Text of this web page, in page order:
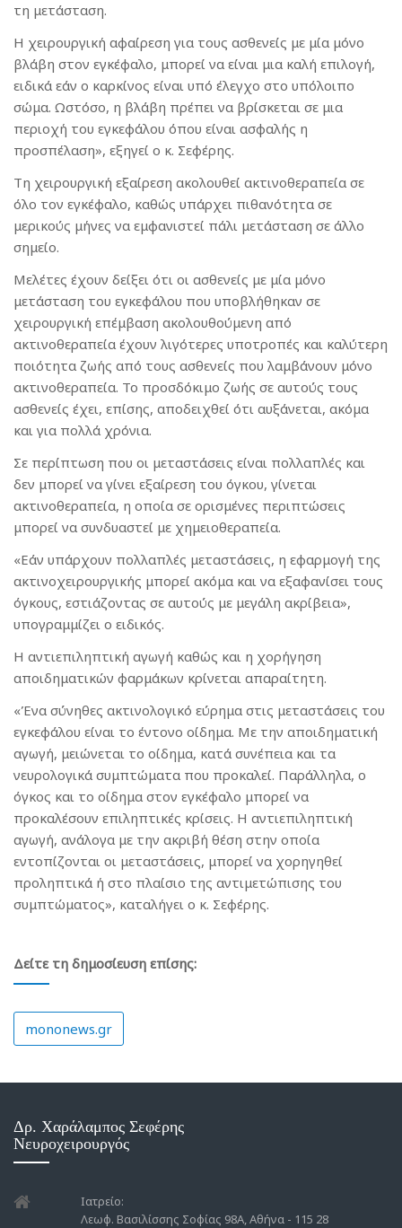
τη μετάσταση.
Η χειρουργική αφαίρεση για τους ασθενείς με μία μόνο
βλάβη στον εγκέφαλο, μπορεί να είναι μια καλή επιλογή,
ειδικά εάν ο καρκίνος είναι υπό έλεγχο στο υπόλοιπο
σώμα. Ωστόσο, η βλάβη πρέπει να βρίσκεται σε μια
περιοχή του εγκεφάλου όπου είναι ασφαλής η
προσπέλαση», εξηγεί ο κ. Σεφέρης.
Τη χειρουργική εξαίρεση ακολουθεί ακτινοθεραπεία σε
όλο τον εγκέφαλο, καθώς υπάρχει πιθανότητα σε
μερικούς μήνες να εμφανιστεί πάλι μετάσταση σε άλλο
σημείο.
Μελέτες έχουν δείξει ότι οι ασθενείς με μία μόνο
μετάσταση του εγκεφάλου που υποβλήθηκαν σε
χειρουργική επέμβαση ακολουθούμενη από
ακτινοθεραπεία έχουν λιγότερες υποτροπές και καλύτερη
ποιότητα ζωής από τους ασθενείς που λαμβάνουν μόνο
ακτινοθεραπεία. Το προσδόκιμο ζωής σε αυτούς τους
ασθενείς έχει, επίσης, αποδειχθεί ότι αυξάνεται, ακόμα
και για πολλά χρόνια.
Σε περίπτωση που οι μεταστάσεις είναι πολλαπλές και
δεν μπορεί να γίνει εξαίρεση του όγκου, γίνεται
ακτινοθεραπεία, η οποία σε ορισμένες περιπτώσεις
μπορεί να συνδυαστεί με χημειοθεραπεία.
«Εάν υπάρχουν πολλαπλές μεταστάσεις, η εφαρμογή της
ακτινοχειρουργικής μπορεί ακόμα και να εξαφανίσει τους
όγκους, εστιάζοντας σε αυτούς με μεγάλη ακρίβεια»,
υπογραμμίζει ο ειδικός.
Η αντιεπιληπτική αγωγή καθώς και η χορήγηση
αποιδηματικών φαρμάκων κρίνεται απαραίτητη.
«Ένα σύνηθες ακτινολογικό εύρημα στις μεταστάσεις του
εγκεφάλου είναι το έντονο οίδημα. Με την αποιδηματική
αγωγή, μειώνεται το οίδημα, κατά συνέπεια και τα
νευρολογικά συμπτώματα που προκαλεί. Παράλληλα, ο
όγκος και το οίδημα στον εγκέφαλο μπορεί να
προκαλέσουν επιληπτικές κρίσεις. Η αντιεπιληπτική
αγωγή, ανάλογα με την ακριβή θέση στην οποία
εντοπίζονται οι μεταστάσεις, μπορεί να χορηγηθεί
προληπτικά ή στο πλαίσιο της αντιμετώπισης του
συμπτώματος», καταλήγει ο κ. Σεφέρης.
Δείτε τη δημοσίευση επίσης:
mononews.gr
Δρ. Χαράλαμπος Σεφέρης
Νευροχειρουργός
Ιατρείο:
Λεωφ. Βασιλίσσης Σοφίας 98Α, Αθήνα - 115 28